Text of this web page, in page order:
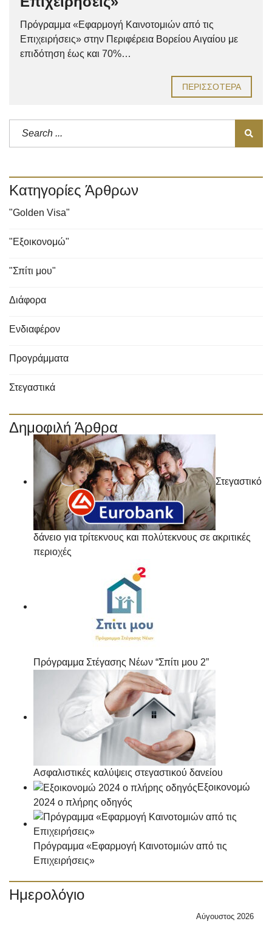
Πρόγραμμα «Εφαρμογή Καινοτομιών από τις
Επιχειρήσεις» στην Περιφέρεια Βορείου Αιγαίου με
επιδότηση έως και 70%…
ΠΕΡΙΣΣΌΤΕΡΑ
Κατηγορίες Άρθρων
"Golden Visa"
"Εξοικονομώ"
"Σπίτι μου"
Διάφορα
Ενδιαφέρον
Προγράμματα
Στεγαστικά
Δημοφιλή Άρθρα
Στεγαστικό
δάνειο για τρίτεκνους και πολύτεκνους σε ακριτικές
περιοχές
Πρόγραμμα Στέγασης Νέων “Σπίτι μου 2”
Ασφαλιστικές καλύψεις στεγαστικού δανείου
Εξοικονομώ
2024 ο πλήρης οδηγός
Πρόγραμμα «Εφαρμογή Καινοτομιών από τις
Επιχειρήσεις»
Ημερολόγιο
Αύγουστος 2026